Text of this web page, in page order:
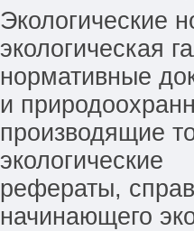
Экологические
экологическая
нормативные
и
производящие
экологические
рефераты,
начинающего